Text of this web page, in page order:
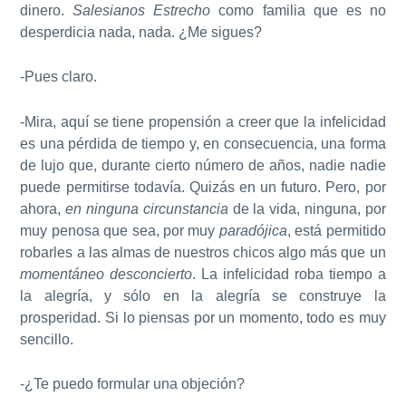
dinero.Salesianos Estrecho como familia que es no
desperdicia nada, nada. ¿Me sigues?
-Pues claro.
-Mira, aquí se tiene propensión a creer que la infelicidad
es una pérdida de tiempo y, en consecuencia, una forma
de lujo que, durante cierto número de años, nadie nadie
puede permitirse todavía. Quizás en un futuro. Pero, por
ahora,en ninguna circunstancia de la vida, ninguna, por
muy penosa que sea, por muy paradójica, está permitido
robarles a las almas de nuestros chicos algo más que un
momentáneo desconcierto. La infelicidad roba tiempo a
la alegría, y sólo en la alegría se construye la
prosperidad. Si lo piensas por un momento, todo es muy
sencillo.
-¿Te puedo formular una objeción?